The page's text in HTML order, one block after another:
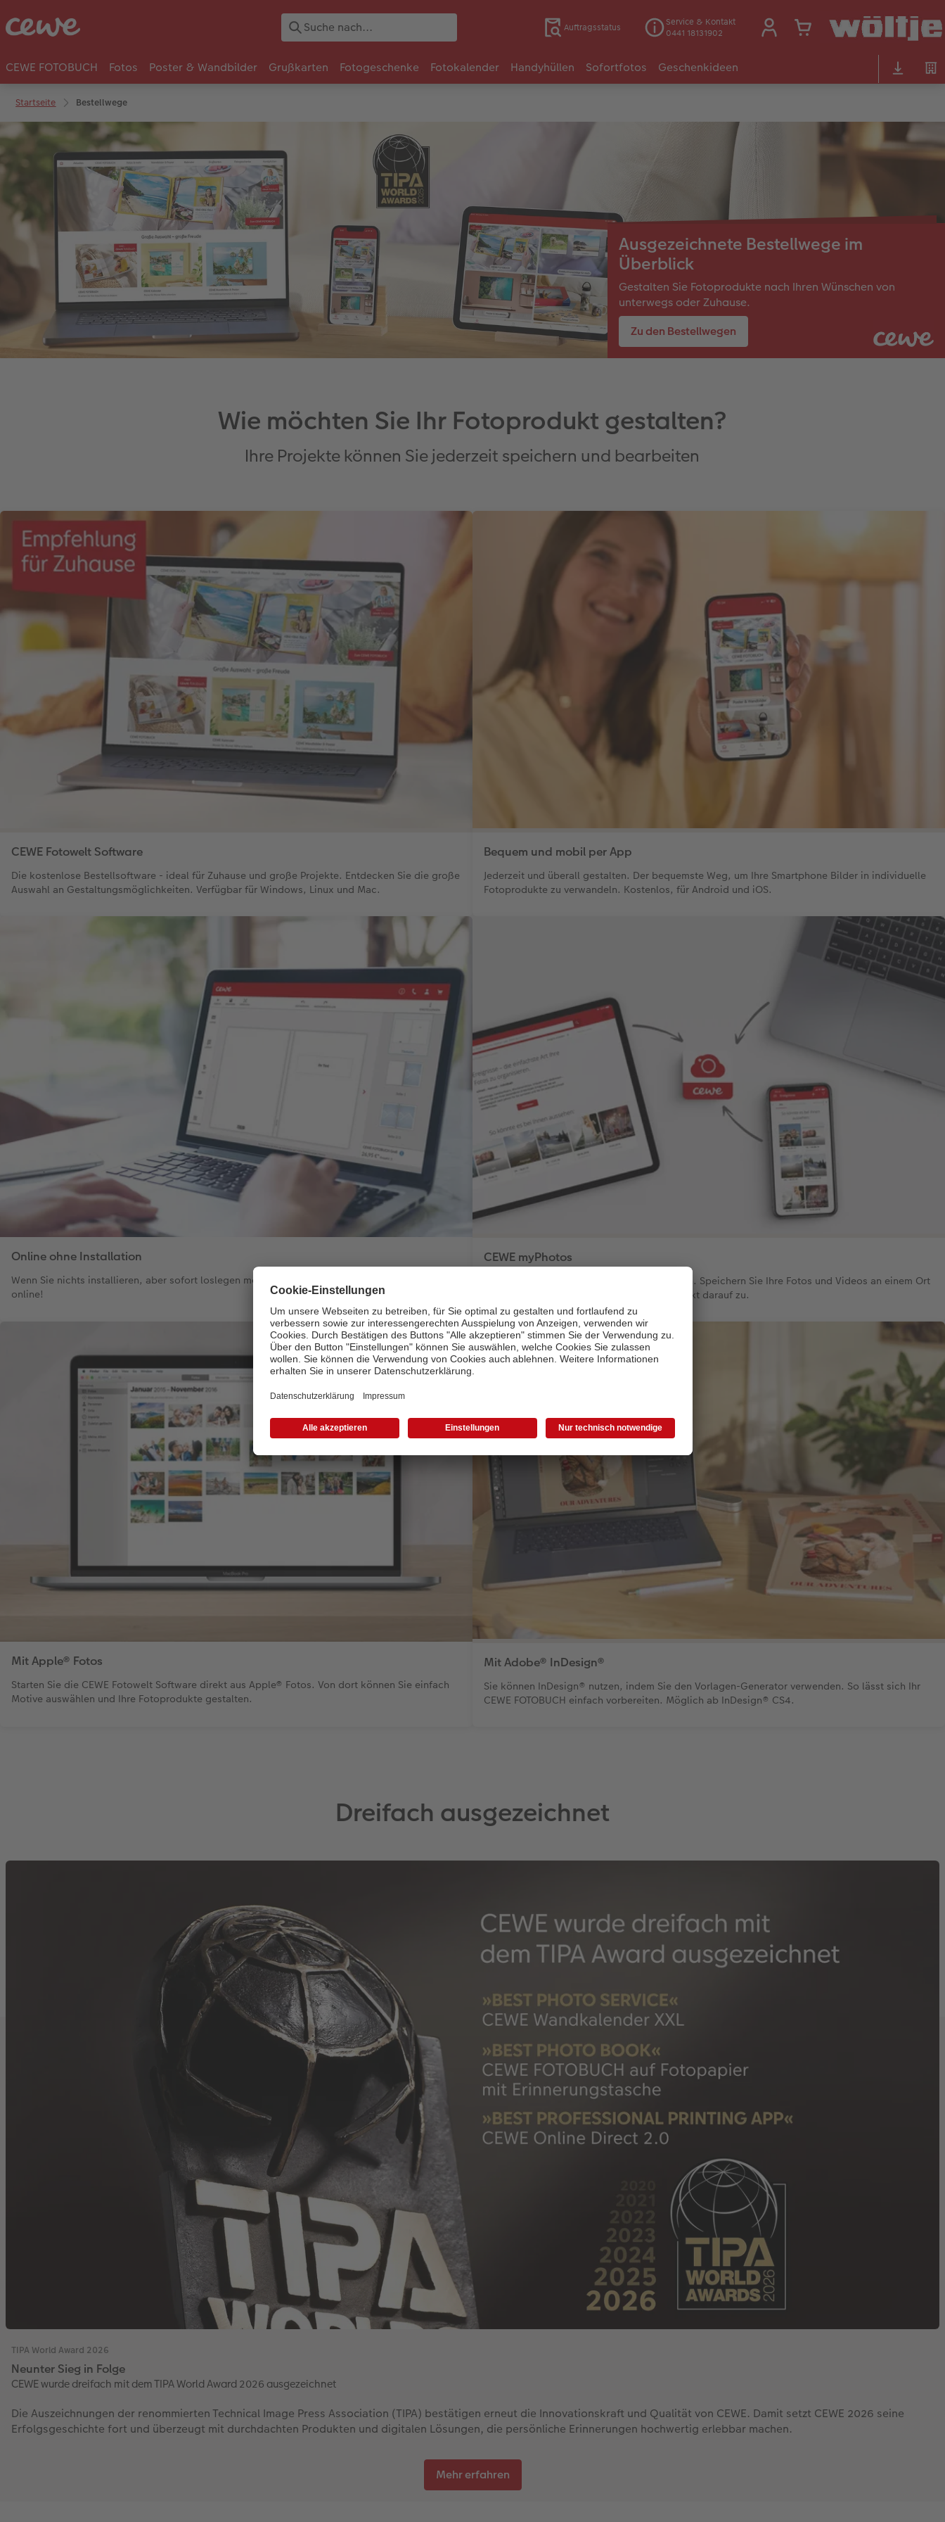
Auftragsstatus
Service & Kontakt
0441 18131902
CEWE FOTOBUCH Fotos Poster & Wandbilder Grußkarten Fotogeschenke Fotokalender Handyhüllen Sofortfotos Geschenkideen
Startseite Bestellwege
Ausgezeichnete Bestellwege im
Überblick
Gestalten Sie Fotoprodukte nach Ihren Wünschen von
unterwegs oder Zuhause.
Zu den Bestellwegen
Wie möchten Sie Ihr Fotoprodukt gestalten?
Ihre Projekte können Sie jederzeit speichern und bearbeiten
CEWE Fotowelt Software
Die kostenlose Bestellsoftware - ideal für Zuhause und große Projekte. Entdecken Sie die große
Auswahl an Gestaltungsmöglichkeiten. Verfügbar für Windows, Linux und Mac.
Bequem und mobil per App
Jederzeit und überall gestalten. Der bequemste Weg, um Ihre Smartphone Bilder in individuelle
Fotoprodukte zu verwandeln. Kostenlos, für Android und iOS.
Online ohne Installation
Wenn Sie nichts installieren, aber sofort loslegen möchten, kreieren Sie Produkte einfach
online!
CEWE myPhotos
Das Zuhause für Ihre schönsten Erinnerungen. Speichern Sie Ihre Fotos und Videos an einem Ort
und greifen Sie während der Gestaltung direkt darauf zu.
Mit Apple® Fotos
Starten Sie die CEWE Fotowelt Software direkt aus Apple® Fotos. Von dort können Sie einfach
Motive auswählen und Ihre Fotoprodukte gestalten.
Mit Adobe® InDesign®
Sie können InDesign® nutzen, indem Sie den Vorlagen-Generator verwenden. So lässt sich Ihr
CEWE FOTOBUCH einfach vorbereiten. Möglich ab InDesign® CS4.
Dreifach ausgezeichnet
TIPA World Award 2026
Neunter Sieg in Folge
CEWE wurde dreifach mit dem TIPA World Award 2026 ausgezeichnet
Die Auszeichnungen der renommierten Technical Image Press Association (TIPA) bestätigen erneut die Innovationskraft und Qualität von CEWE. Damit setzt CEWE 2026 seine
Erfolgsgeschichte fort und überzeugt mit durchdachten Produkten und digitalen Lösungen, die persönliche Erinnerungen hochwertig erlebbar machen.
Mehr erfahren